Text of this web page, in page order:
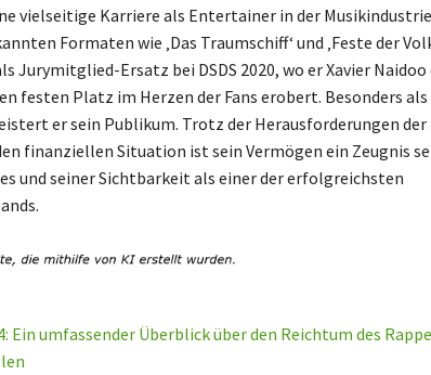
vielseitige Karriere als Entertainer in der
Formaten wie ‚Das Traumschiff‘ und ‚Feste der
Jurymitglied-Ersatz bei DSDS 2020, wo er Xavier
festen Platz im Herzen der Fans erobert. Besonders
er sein Publikum. Trotz der Herausforderungen der
finanziellen Situation ist sein Vermögen ein Zeugnis
und seiner Sichtbarkeit als einer der erfolgreichsten
Ein umfassender Überblick über den Reichtum des